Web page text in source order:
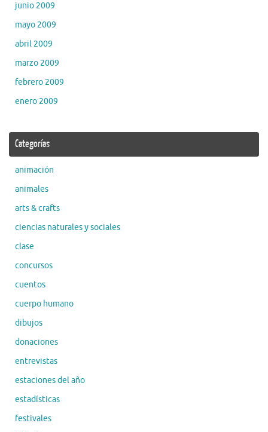
junio 2009
mayo 2009
abril 2009
marzo 2009
febrero 2009
enero 2009
Categorías
animación
animales
arts & crafts
ciencias naturales y sociales
clase
concursos
cuentos
cuerpo humano
dibujos
donaciones
entrevistas
estaciones del año
estadísticas
festivales